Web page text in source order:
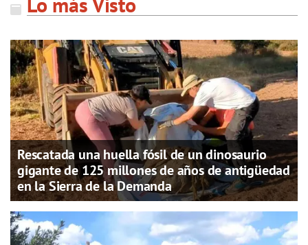
Rescatada una huella fósil de un dinosaurio
gigante de 125 millones de años de antigüedad
en la Sierra de la Demanda